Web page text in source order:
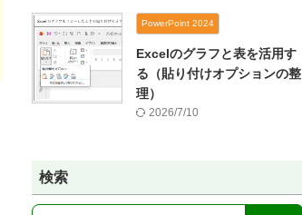
PowerPoint 2024
Excelのグラフと表を活用す
る（貼り付けオプションの整
理）
2026/7/10
検索